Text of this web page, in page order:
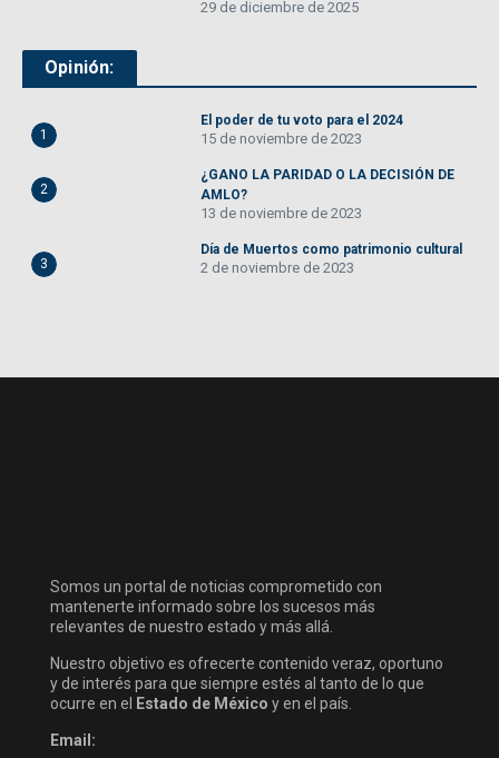
29 de diciembre de 2025
Opinión:
1
El poder de tu voto para el 2024
15 de noviembre de 2023
2
¿GANO LA PARIDAD O LA DECISIÓN DE
AMLO?
13 de noviembre de 2023
3
Día de Muertos como patrimonio cultural
2 de noviembre de 2023
Somos un portal de noticias comprometido con
mantenerte informado sobre los sucesos más
relevantes de nuestro estado y más allá.
Nuestro objetivo es ofrecerte contenido veraz, oportuno
y de interés para que siempre estés al tanto de lo que
ocurre en el
Estado de México y en el país.
Email: